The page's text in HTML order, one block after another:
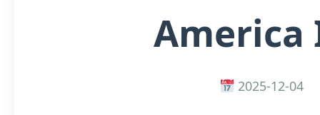
America
2025-12-04